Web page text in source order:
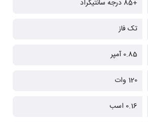
+85 درجه سانتیگراد
تک فاز
0.85 آمپر
120 وات
0.16 اسب